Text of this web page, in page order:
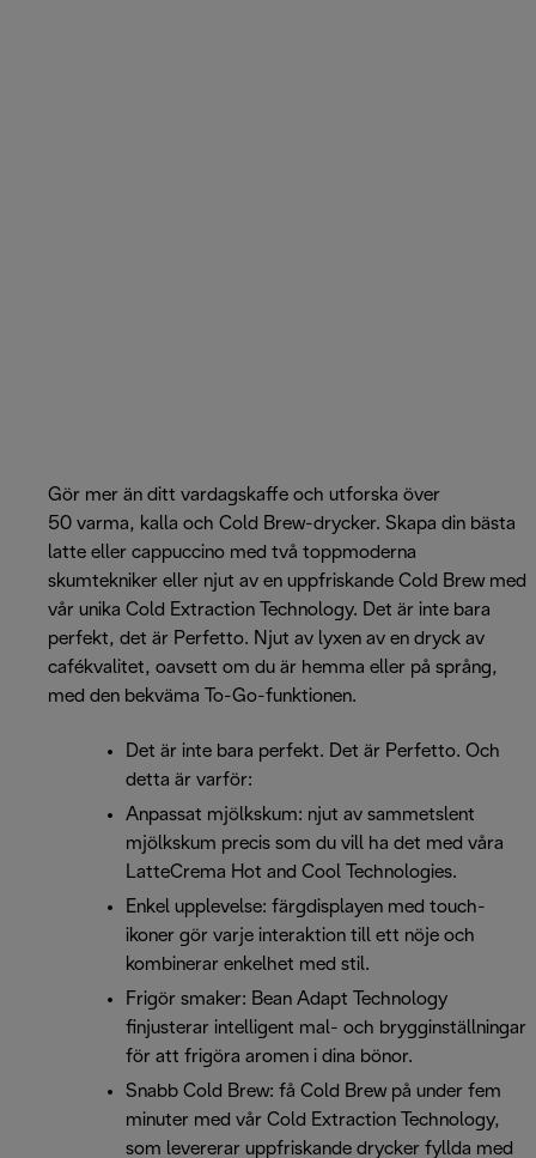
Gör mer än ditt vardagskaffe och utforska över
50 varma, kalla och Cold Brew-drycker. Skapa din bästa
latte eller cappuccino med två toppmoderna
skumtekniker eller njut av en uppfriskande Cold Brew med
vår unika Cold Extraction Technology. Det är inte bara
perfekt, det är Perfetto. Njut av lyxen av en dryck av
cafékvalitet, oavsett om du är hemma eller på språng,
med den bekväma To-Go-funktionen.
Det är inte bara perfekt. Det är Perfetto. Och
detta är varför:
Anpassat mjölkskum: njut av sammetslent
mjölkskum precis som du vill ha det med våra
LatteCrema Hot and Cool Technologies.
Enkel upplevelse: färgdisplayen med touch-
ikoner gör varje interaktion till ett nöje och
kombinerar enkelhet med stil.
Frigör smaker: Bean Adapt Technology
finjusterar intelligent mal- och brygginställningar
för att frigöra aromen i dina bönor.
Snabb Cold Brew: få Cold Brew på under fem
minuter med vår Cold Extraction Technology,
som levererar uppfriskande drycker fyllda med